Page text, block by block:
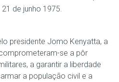
de junho 1975.
presidente Jomo Kenyatta, a
se a pôr
a garantir a liberdade
a população civil e a